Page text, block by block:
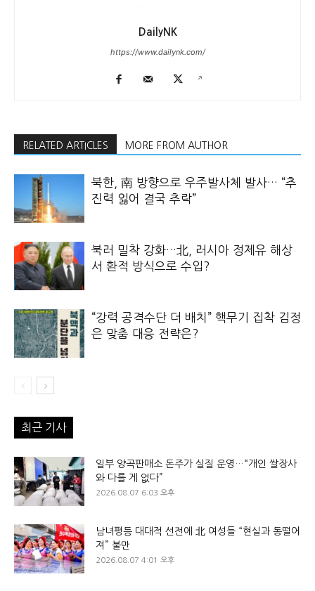
DailyNK
https://www.dailynk.com/
RELATED ARTICLES MORE FROM AUTHOR
북한, 南 방향으로 우주발사체 발사… “추
진력 잃어 결국 추락”
북러 밀착 강화…北, 러시아 정제유 해상
서 환적 방식으로 수입?
“강력 공격수단 더 배치” 핵무기 집착 김정
은 맞춤 대응 전략은?
최근 기사
일부 양곡판매소 돈주가 실질 운영…“개인 쌀장사
와 다를 게 없다”
2026.08.07 6:03 오후
남녀평등 대대적 선전에 北 여성들 “현실과 동떨어
져” 불만
2026.08.07 4:01 오후